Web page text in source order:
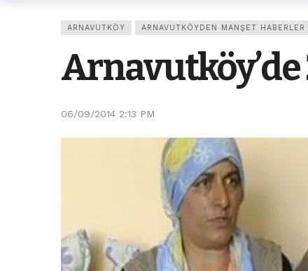
Toprak kaydı: 3 hafriyat
İstanbul Havalimanı yolundaki
Arnavutkoy Belediyesi’ne su
ARNAVUTKÖY ARNAVUTKÖYDEN MANŞET HABERLER
Arnavutköy’de
06/09/2014 2:13 PM